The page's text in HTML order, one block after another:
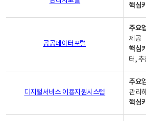
핵심
공공데이터포털
주요
제공
핵심
터, 추
디지털서비스 이용지원시스템
주요
관리
핵심